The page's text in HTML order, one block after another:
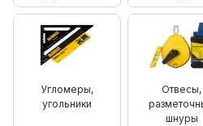
Угломеры,
угольники
Отвесы,
шнуры